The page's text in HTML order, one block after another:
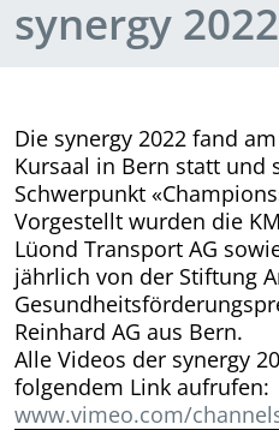
synergy 2022
Die synergy 2022 fand
Kursaal in Bern statt und
Schwerpunkt
Vorgestellt wurden die
Lüond Transport AG
jährlich von der Stiftung
Reinhard AG aus Bern.
Alle Videos der synergy
folgendem Link aufrufen:
www.vimeo.com/